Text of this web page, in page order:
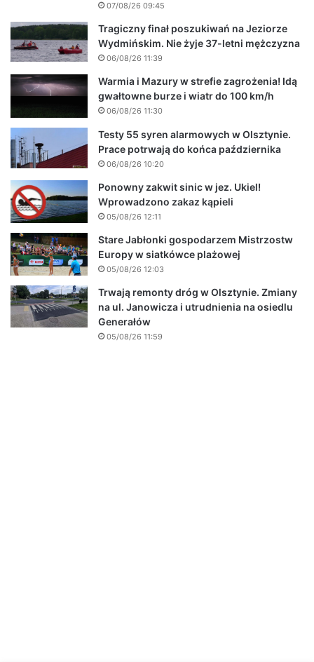
07/08/26 09:45
Tragiczny finał poszukiwań na Jeziorze
Wydmińskim. Nie żyje 37-letni mężczyzna
06/08/26 11:39
Warmia i Mazury w strefie zagrożenia! Idą
gwałtowne burze i wiatr do 100 km/h
06/08/26 11:30
Testy 55 syren alarmowych w Olsztynie.
Prace potrwają do końca października
06/08/26 10:20
Ponowny zakwit sinic w jez. Ukiel!
Wprowadzono zakaz kąpieli
05/08/26 12:11
Stare Jabłonki gospodarzem Mistrzostw
Europy w siatkówce plażowej
05/08/26 12:03
Trwają remonty dróg w Olsztynie. Zmiany
na ul. Janowicza i utrudnienia na osiedlu
Generałów
05/08/26 11:59